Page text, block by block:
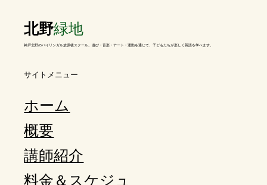
北野緑地
神戸北野のバイリンガル放課後スクール。遊び・音楽・アート・運動を通じて、子どもたちが楽しく英語を学べます。
​サイトメニュー
ホーム
概要
講師紹介
料金＆スケジュ